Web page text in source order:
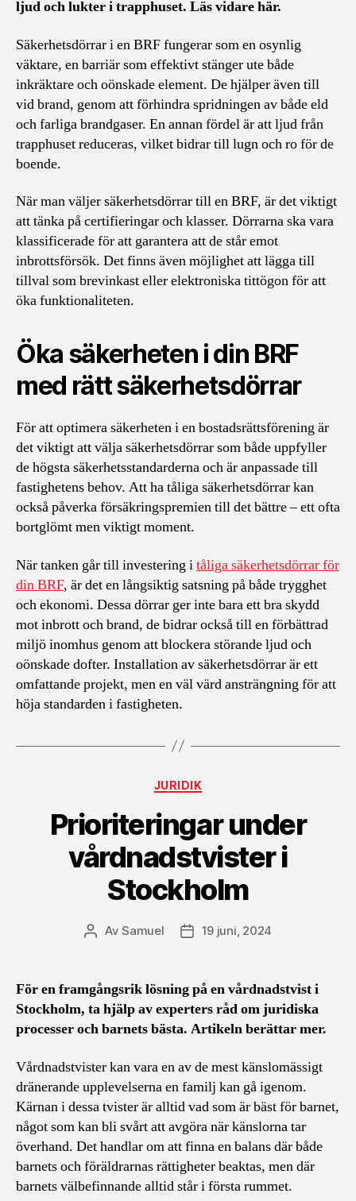
ljud och lukter i trapphuset. Läs vidare här.
Säkerhetsdörrar i en BRF fungerar som en osynlig
väktare, en barriär som effektivt stänger ute både
inkräktare och oönskade element. De hjälper även till
vid brand, genom att förhindra spridningen av både eld
och farliga brandgaser. En annan fördel är att ljud från
trapphuset reduceras, vilket bidrar till lugn och ro för de
boende.
När man väljer säkerhetsdörrar till en BRF, är det viktigt
att tänka på certifieringar och klasser. Dörrarna ska vara
klassificerade för att garantera att de står emot
inbrottsförsök. Det finns även möjlighet att lägga till
tillval som brevinkast eller elektroniska tittögon för att
öka funktionaliteten.
Öka säkerheten i din BRF
med rätt säkerhetsdörrar
För att optimera säkerheten i en bostadsrättsförening är
det viktigt att välja säkerhetsdörrar som både uppfyller
de högsta säkerhetsstandarderna och är anpassade till
fastighetens behov. Att ha tåliga säkerhetsdörrar kan
också påverka försäkringspremien till det bättre – ett ofta
bortglömt men viktigt moment.
När tanken går till investering itåliga säkerhetsdörrar för
din BRF, är det en långsiktig satsning på både trygghet
och ekonomi. Dessa dörrar ger inte bara ett bra skydd
mot inbrott och brand, de bidrar också till en förbättrad
miljö inomhus genom att blockera störande ljud och
oönskade dofter. Installation av säkerhetsdörrar är ett
omfattande projekt, men en väl värd ansträngning för att
höja standarden i fastigheten.
Kategorier
JURIDIK
Prioriteringar under
vårdnadstvister i
Stockholm
Inläggsförfattare
AvSamuel Inläggsdatum
19 juni, 2024
För en framgångsrik lösning på en vårdnadstvist i
Stockholm, ta hjälp av experters råd om juridiska
processer och barnets bästa. Artikeln berättar mer.
Vårdnadstvister kan vara en av de mest känslomässigt
dränerande upplevelserna en familj kan gå igenom.
Kärnan i dessa tvister är alltid vad som är bäst för barnet,
något som kan bli svårt att avgöra när känslorna tar
överhand. Det handlar om att finna en balans där både
barnets och föräldrarnas rättigheter beaktas, men där
barnets välbefinnande alltid står i första rummet.